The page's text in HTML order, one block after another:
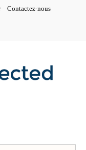
Contactez-nous